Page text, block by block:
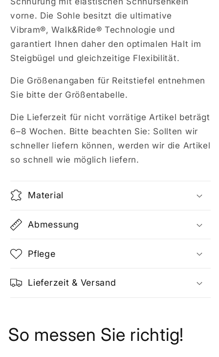
vorne. Die Sohle besitzt die ultimative
Vibram®, Walk&Ride® Technologie und
garantiert Ihnen daher den optimalen Halt im
Steigbügel und gleichzeitige Flexibilität.
Die Größenangaben für Reitstiefel entnehmen
Sie bitte der Größentabelle.
Die Lieferzeit für nicht vorrätige Artikel beträgt
6–8 Wochen. Bitte beachten Sie: Sollten wir
schneller liefern können, werden wir die Artikel
so schnell wie möglich liefern.
Material
Abmessung
Pflege
Lieferzeit & Versand
So messen Sie richtig!